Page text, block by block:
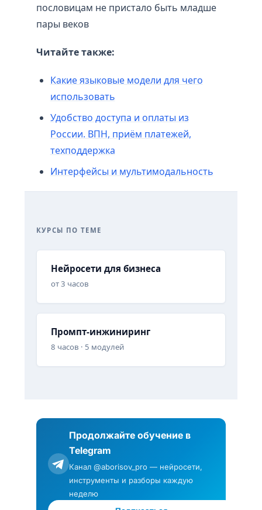
пословицам не пристало быть младше
пары веков
Читайте также:
Какие языковые модели для чего
использовать
Удобство доступа и оплаты из
России. ВПН, приём платежей,
техподдержка
Интерфейсы и мультимодальность
КУРСЫ ПО ТЕМЕ
Нейросети для бизнеса
от 3 часов
Промпт-инжиниринг
8 часов · 5 модулей
Продолжайте обучение в
Telegram
Канал @aborisov_pro — нейросети,
инструменты и разборы каждую
неделю